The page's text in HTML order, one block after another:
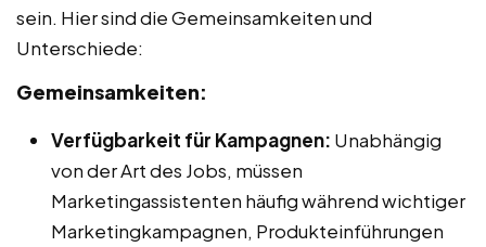
sein. Hier sind die Gemeinsamkeiten und
Unterschiede:
Gemeinsamkeiten:
Verfügbarkeit für Kampagnen: Unabhängig
von der Art des Jobs, müssen
Marketingassistenten häufig während wichtiger
Marketingkampagnen, Produkteinführungen